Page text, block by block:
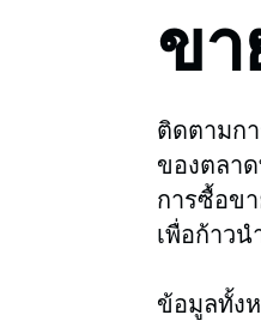
ขา
ติดตามก
ของตลา
การซื้อข
เพื่อก้าวน
ข้อมูลทั้ง